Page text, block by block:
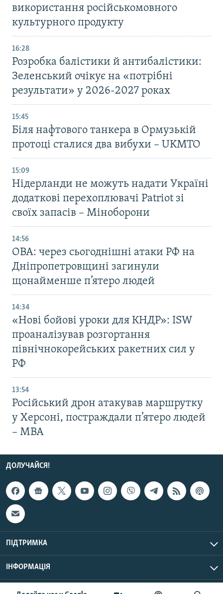
використання російськомовного
культурного продукту
16:28
Розробка балістики й антибалістики:
Зеленський очікує на «потрібні
результати» у 2026-2027 роках
15:45
Біля нафтового танкера в Ормузькій
протоці сталися два вибухи – UKMTO
15:09
Нідерланди не можуть надати Україні
додаткові перехоплювачі Patriot зі
своїх запасів – Міноборони
14:56
ОВА: через сьогоднішні атаки РФ на
Дніпропетровщині загинули
щонайменше п’ятеро людей
14:34
«Нові бойові уроки для КНДР»: ISW
проаналізував розгортання
північнокорейських ракетних сил у
РФ
13:54
Російський дрон атакував маршрутку
у Херсоні, постраждали п’ятеро людей
– МВА
ДОЛУЧАЙСЯ!
ПІДТРИМКА
ІНФОРМАЦІЯ